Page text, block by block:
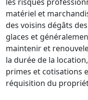
matériel et
des voisins dégâts
glaces et
maintenir et
la durée de la
primes et cotisations
réquisition du